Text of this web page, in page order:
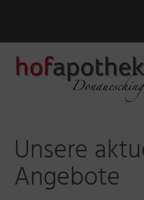
Unsere
Angebote